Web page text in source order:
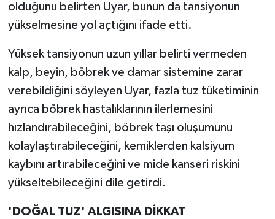
olduğunu belirten Uyar, bunun da tansiyonun
yükselmesine yol açtığını ifade etti.
Yüksek tansiyonun uzun yıllar belirti vermeden
kalp, beyin, böbrek ve damar sistemine zarar
verebildiğini söyleyen Uyar, fazla tuz tüketiminin
ayrıca böbrek hastalıklarının ilerlemesini
hızlandırabileceğini, böbrek taşı oluşumunu
kolaylaştırabileceğini, kemiklerden kalsiyum
kaybını artırabileceğini ve mide kanseri riskini
yükseltebileceğini dile getirdi.
'DOĞAL TUZ' ALGISINA DİKKAT